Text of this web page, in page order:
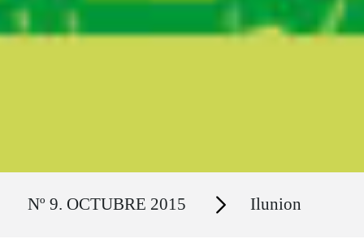
Nº 9. OCTUBRE 2015 Secciones Ilunion